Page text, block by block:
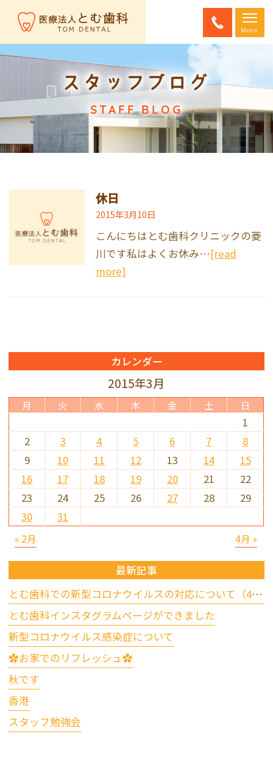
スタッフブログ
STAFF BLOG
休日
2015年3月10日
こんにちはとむ歯科クリニックの菱
川です私はよくお休み…[read
more]
カレンダー
2015年3月
月 火 水 木 金 土 日
« 2月 4月 »
1
2
3 4 5 6 7
8
9
10 11 12 13 14
15
16
17 18 19 20 21
22
23
24 25 26 27 28
29
30
31
最新記事
とむ歯科での新型コロナウイルスの対応について（4/17更新）
とむ歯科インスタグラムページができました
新型コロナウイルス感染症について
✿お家でのリフレッシュ✿
秋です
香港
スタッフ勉強会